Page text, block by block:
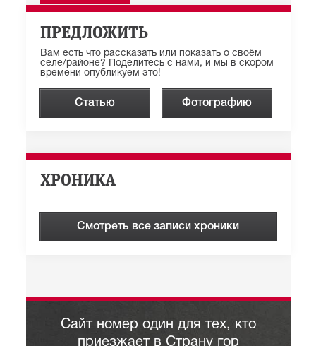
ПРЕДЛОЖИТЬ
Вам есть что рассказать или показать о своём
селе/районе? Поделитесь с нами, и мы в скором
времени опубликуем это!
Статью Фотографию
ХРОНИКА
Смотреть все записи хроники
Сайт номер один для тех, кто
приезжает в Страну гор